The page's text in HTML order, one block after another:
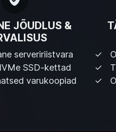
JÕUDLUS &
serveririistvara
SSD-kettad
varukoopiad